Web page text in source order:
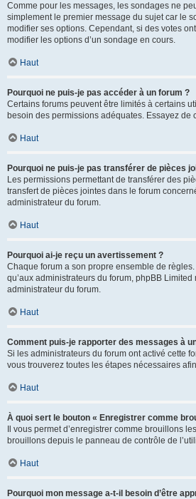
Comme pour les messages, les sondages ne
simplement le premier message du sujet car le
modifier ses options. Cependant, si des votes
modifier les options d’un sondage en cours.
Haut
Pourquoi ne puis-je pas accéder à un forum ?
Certains forums peuvent être limités à certains
besoin des permissions adéquates. Essayez
Haut
Pourquoi ne puis-je pas transférer de pièces
Les permissions permettant de transférer des
transfert de pièces jointes dans le forum
administrateur du forum.
Haut
Pourquoi ai-je reçu un avertissement ?
Chaque forum a son propre ensemble de
qu’aux administrateurs du forum, phpBB
administrateur du forum.
Haut
Comment puis-je rapporter des messages à
Si les administrateurs du forum ont activé cette
vous trouverez toutes les étapes nécessaires
Haut
À quoi sert le bouton « Enregistrer comme
Il vous permet d’enregistrer comme brouillons
brouillons depuis le panneau de contrôle de
Haut
Pourquoi mon message a-t-il besoin d’être